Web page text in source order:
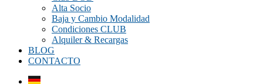
Alta Socio
Baja y Cambio Modalidad
Condiciones CLUB
Alquiler & Recargas
BLOG
CONTACTO